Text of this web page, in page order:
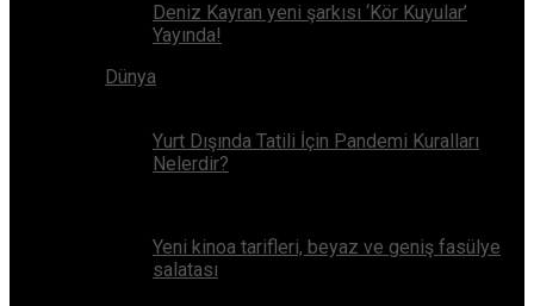
Deniz Kayran yeni şarkısı ‘Kör Kuyular’
Yayında!
Dünya
Yurt Dışında Tatili İçin Pandemi Kuralları
Nelerdir?
Yeni kinoa tarifleri, beyaz ve geniş fasülye
salatası